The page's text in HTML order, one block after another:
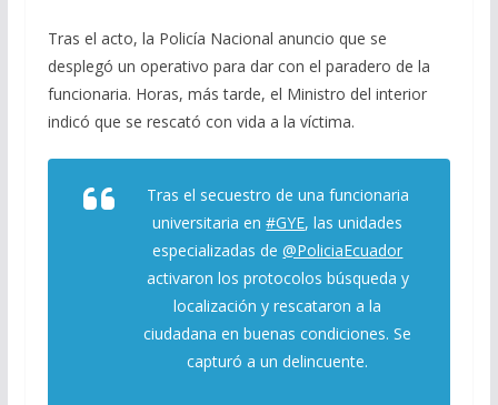
Tras el acto, la Policía Nacional anuncio que se
desplegó un operativo para dar con el paradero de la
funcionaria. Horas, más tarde, el Ministro del interior
indicó que se rescató con vida a la víctima.
Tras el secuestro de una funcionaria
universitaria en#GYE, las unidades
especializadas de@PoliciaEcuador
activaron los protocolos búsqueda y
localización y rescataron a la
ciudadana en buenas condiciones. Se
capturó a un delincuente.